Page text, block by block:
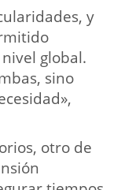
y
global.
sino
otro de